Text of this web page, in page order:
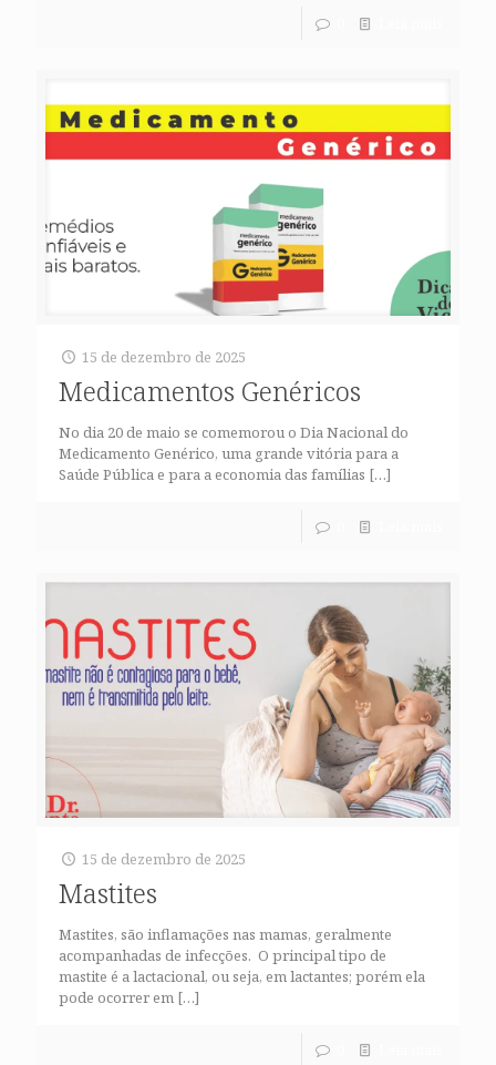
15 de dezembro de 2025
Medicamentos Genéricos
No dia 20 de maio se comemorou o Dia Nacional do
Medicamento Genérico, uma grande vitória para a
Saúde Pública e para a economia das famílias […]
15 de dezembro de 2025
Mastites
Mastites, são inflamações nas mamas, geralmente
acompanhadas de infecções. O principal tipo de
mastite é a lactacional, ou seja, em lactantes; porém ela
pode ocorrer em […]